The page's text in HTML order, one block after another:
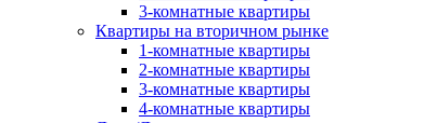
3-комнатные квартиры
Квартиры на вторичном рынке
1-комнатные квартиры
2-комнатные квартиры
3-комнатные квартиры
4-комнатные квартиры